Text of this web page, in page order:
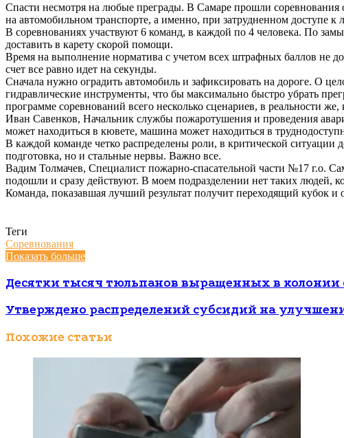
Спасти несмотря на любые преграды. В Самаре прошли
на автомобильном транспорте, а именно, при затрудненном доступе
В соревнованиях участвуют 6 команд, в каждой по 4 человека. По
доставить в карету скорой помощи.
Время на выполнение норматива с учетом всех штрафных баллов не
счет все равно идет на секунды.
Сначала нужно оградить автомобиль и зафиксировать на дороге. О
гидравлические инструменты, что бы максимально быстро убрать
программе соревнований всего несколько сценариев, в реальности
Иван Савенков, Начальник службы пожаротушения и проведения
может находиться в кювете, машина может находиться в
В каждой команде четко распределены роли, в критической ситуации
подготовка, но и стальные нервы. Важно все.
Вадим Толмачев, Специалист пожарно-спасательной части №17 г.о.
подошли и сразу действуют. В моем подразделении нет таких людей,
Команда, показавшая лучший результат получит переходящий кубок и
Теги
Соревнования
Показать больше
Десятки тысяч тюльпанов выращенных в колонии
Утверждено распределений субсидий на
Похожие статьи